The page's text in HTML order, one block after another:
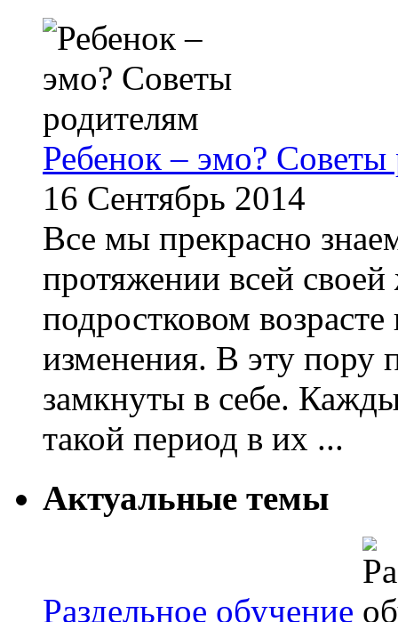
Ребенок – эмо? Советы
16 Сентябрь 2014
Все мы прекрасно
протяжении всей
подростковом
изменения. В эту пору
замкнуты в себе.
такой период в их ...
Актуальные темы
Раздельное обучение